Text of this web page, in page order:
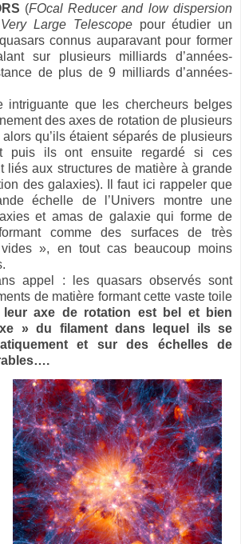
(FOcal Reducer and low dispersion
Very Large Telescopepour étudier un
connus auparavant pour former
sur plusieurs milliards d’années-
de plus de 9 milliards d’années-
intriguante que les chercheurs belges
des axes de rotation de plusieurs
qu’ils étaient séparés de plusieurs
puis ils ont ensuite regardé si ces
liés aux structures de matière à grande
des galaxies). Il faut ici rappeler que
échelle de l’Univers montre une
et amas de galaxie qui forme de
comme des surfaces de très
», en tout cas beaucoup moins
appel : les quasars observés sont
de matière formant cette vaste toile
leur axe de rotation est bel et bien
» du filament dans lequel ils se
et sur des échelles de